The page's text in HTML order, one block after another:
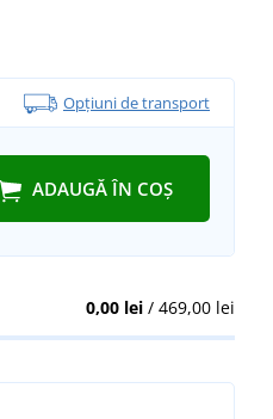
Opțiuni de transport
ADAUGĂ ÎN COȘ
0,00 lei/ 469,00 lei